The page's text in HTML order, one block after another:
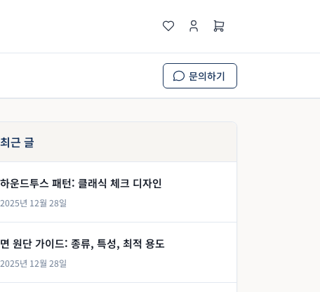
문의하기
최근 글
하운드투스 패턴: 클래식 체크 디자인
2025년 12월 28일
면 원단 가이드: 종류, 특성, 최적 용도
2025년 12월 28일